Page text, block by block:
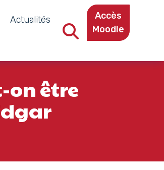
Actualités
Accès
Moodle
on être